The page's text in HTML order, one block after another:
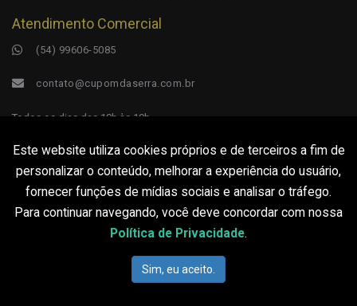
Atendimento Comercial
(54) 99606-5085
contato@cupomdaserra.com.br
Todos os dias das 10h às 19h.
O conteúdo dos cupons são de responsabilidade
dos anunciantes. O Cupom da Serra reserva-se ao
direito de divulgar os cupons.
© 2026 Cupom da Serra - TODOS OS DIREITOS RESERVADOS.
Este website utiliza cookies próprios e de terceiros a fim de
personalizar o conteúdo, melhorar a experiência do usuário,
fornecer funções de mídias sociais e analisar o tráfego.
Para continuar navegando, você deve concordar com nossa
Política de Privacidade.
Sim, eu aceito.